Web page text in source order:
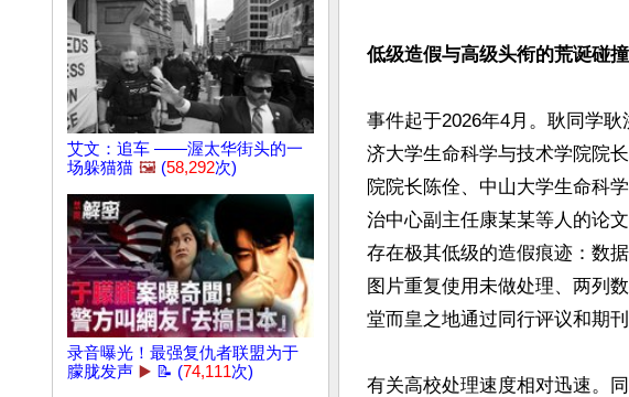
艾文：追车 ——渥太华街头的一
场躲猫猫 🖼️ (58,292次)
录音曝光！最强复仇者联盟为于
朦胧发声 ▶️ 📝 (74,111次)
低级造假与高级头衔的荒诞碰撞
事件起于2026年4月。耿同学
济大学生命科学与技术学院院
院院长陈佺、中山大学生命科
治中心副主任康某某等人的论
存在极其低级的造假痕迹：数
图片重复使用未做处理、两列
堂而皇之地通过同行评议和期刊
有关高校处理速度相对迅速。